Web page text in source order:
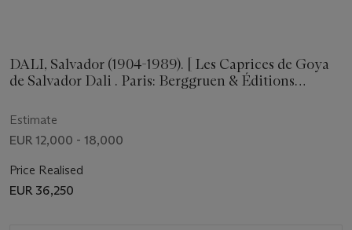
DALI, Salvador (1904-1989). [ Les Caprices de Goya
de Salvador Dali . Paris: Berggruen & Éditions
Estimate
EUR 12,000 - 18,000
Price Realised
EUR 36,250